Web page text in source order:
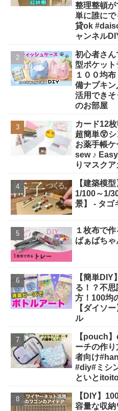
整理整頓
単に誰に
貸ok
ャンネル
初心者さ
型ポケット
１００均
備ナプキ
活用できそ
のお部屋
カード12
超簡単😲
お薬手帳
sew ♪
りマスク
【建築模
1/100～1/
景】 - タゴ
１枚布で
ばぁばちゃ
【簡単DIY
る！？不
方！100均
【ダイソ
ル
【pouch
ーチの作
者向け
#diy#ミシ
といと
【DIY】
容量な収